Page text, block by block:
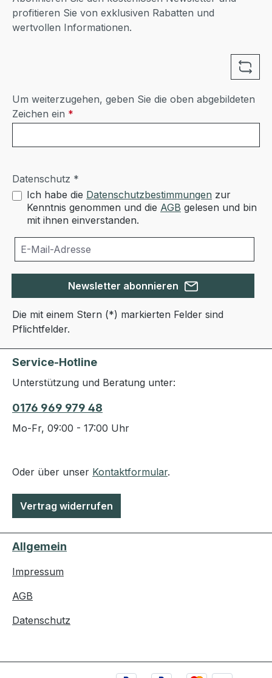
profitieren Sie von exklusiven Rabatten und
wertvollen Informationen.
Um weiterzugehen, geben Sie die oben abgebildeten
Zeichen ein *
Datenschutz *
Ich habe die Datenschutzbestimmungen zur
Kenntnis genommen und die AGB gelesen und bin
mit ihnen einverstanden.
Newsletter abonnieren
Die mit einem Stern (*) markierten Felder sind
Pflichtfelder.
Service-Hotline
Unterstützung und Beratung unter:
0176 969 979 48
Mo-Fr, 09:00 - 17:00 Uhr
Oder über unser Kontaktformular.
Vertrag widerrufen
Allgemein
Impressum
AGB
Datenschutz